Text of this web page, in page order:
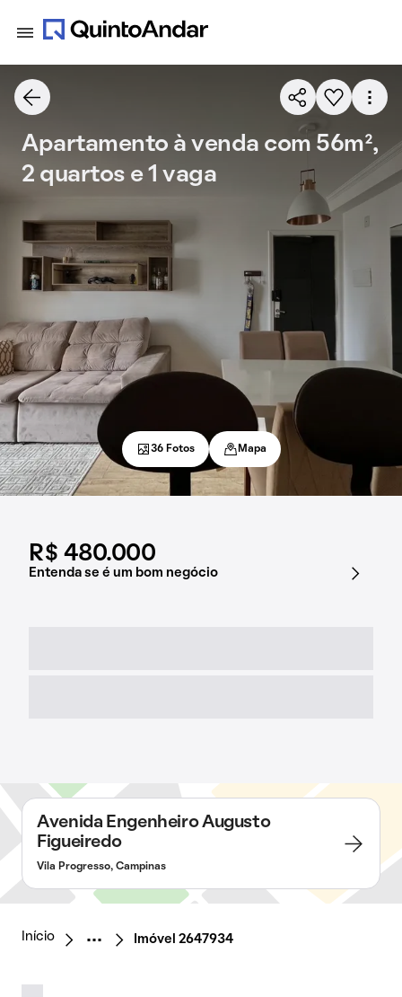
R$ 480.000
Entenda se é um bom negócio
Apartamento à venda com 56m²,
2 quartos e 1 vaga
36 Fotos Mapa
Avenida Engenheiro Augusto
Figueiredo
Vila Progresso, Campinas
Início Imóvel 2647934